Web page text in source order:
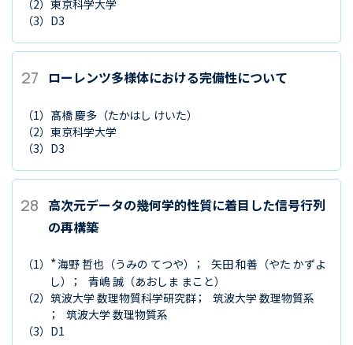
（2） 東京科学大学
（3） D3
27 ローレンツ多様体における完備性について
（1） 髙橋 慶多 （たかはし けいた）
（2） 東京科学大学
（3） D3
28 高次元データの幾何学的性質に着目した信号行列
の再構築
（1） *海野 哲也 （うみの てつや） 矢田 和善 （やた かずよ
し）
青嶋 誠 （あおしま まこと）
（2） 筑波大学 数理物質科学研究群
筑波大学 数理物質系
筑波大学 数理物質系
（3） D1